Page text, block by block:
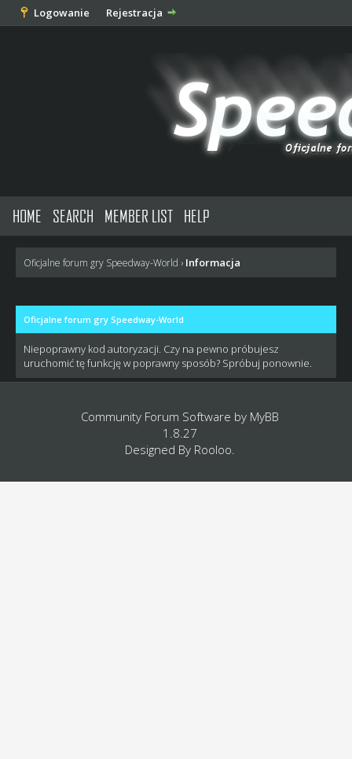
Logowanie Rejestracja
HOME SEARCH MEMBER LIST HELP
Oficjalne forum gry Speedway-World › Informacja
Oficjalne forum gry Speedway-World
Niepoprawny kod autoryzacji. Czy na pewno próbujesz
uruchomić tę funkcję w poprawny sposób? Spróbuj ponownie.
Community Forum Software by MyBB
1.8.27
Designed By Rooloo.